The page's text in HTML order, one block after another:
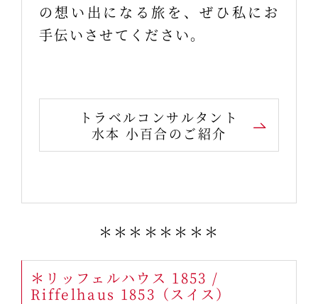
の想い出になる旅を、ぜひ私にお
手伝いさせてください。
トラベルコンサルタント
水本 小百合のご紹介
＊＊＊＊＊＊＊＊
＊リッフェルハウス 1853 /
Riffelhaus 1853（スイス）